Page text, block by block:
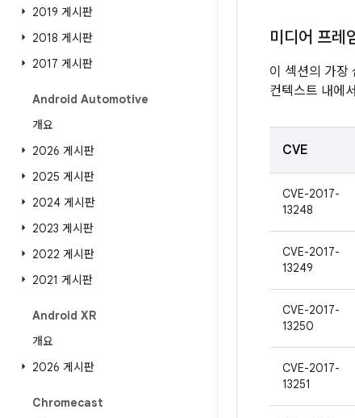
2019 게시판
2018 게시판
2017 게시판
Android Automotive
개요
2026 게시판
2025 게시판
2024 게시판
2023 게시판
2022 게시판
2021 게시판
Android XR
개요
2026 게시판
Chromecast
미디어 프레
이 섹션의 가장
컨텍스트 내에
CVE
CVE-2017-
13248
CVE-2017-
13249
CVE-2017-
13250
CVE-2017-
13251